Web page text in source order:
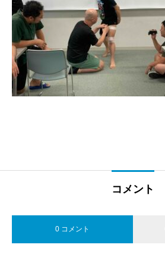
コメント
0 コメント